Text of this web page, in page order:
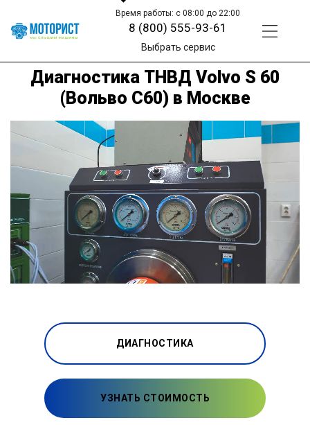
Время работы: с 08:00 до 22:00
8 (800) 555-93-61
Выбрать сервис
Диагностика ТНВД Volvo S 60
(Вольво С60) в Москве
ДИАГНОСТИКА
УЗНАТЬ СТОИМОСТЬ